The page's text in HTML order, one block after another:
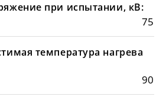
при испытании, кВ:
75
температура нагрева
90